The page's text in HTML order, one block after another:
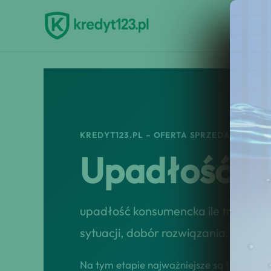
KREDYT123.PL – OFERTA SPRZEDAŻOWA
Upadłość
upadłość konsumencka ile trwa to
sytuacji, dobór rozwiązania,
Na tym etapie najważniejsze są tempo,